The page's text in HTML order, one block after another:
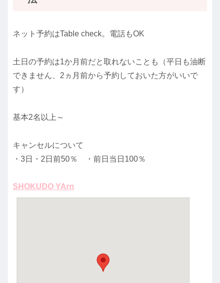
ネット予約はTable check。電話もOK
土日の予約は1か月前だと取れないことも（平日も油断
できません、2ヵ月前から予約しておいた方がいいで
す）
基本2名以上～
キャンセルについて
・3日・2日前50％ ・前日当日100％
SHOKUDO YArn